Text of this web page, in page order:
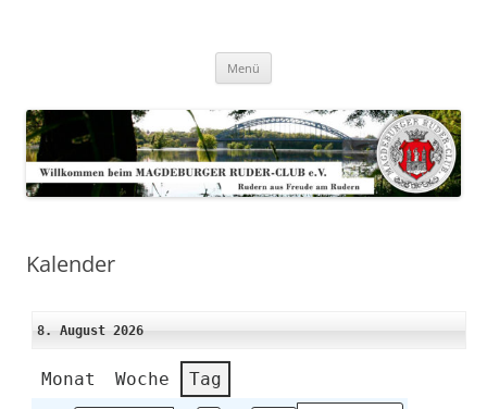
Menü
Kalender
8. August 2026
Monat Woche Tag